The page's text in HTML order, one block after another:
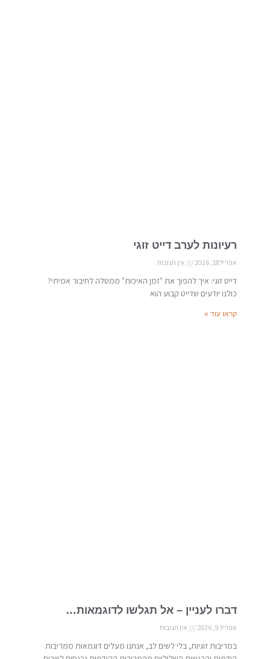
רעיונות לערב דייט זוגי
אפריל 18, 2026 אין תגובות
דייט זוגי: איך להפוך את "זמן האיכות" ממטלה לחיבור אמיתי?
כולנו יודעים שדייט קבוע הוא
קראו עוד »
דברו לעניין – אל תגלשו לדוגמאות…
אפריל 9, 2026 אין תגובות
במריבות זוגיות, בלי לשים לב, אנחנו מעלים דוגמאות ממריבות